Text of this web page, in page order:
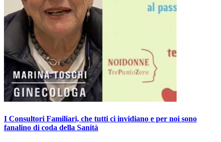
I Consultori Familiari, che tutti ci invidiano e per noi sono
fanalino di coda della Sanità